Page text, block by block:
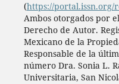
(https://portal.issn.org/
Ambos otorgados por
Derecho de Autor.
Mexicano de la
Responsable de la
número Dra. Sonia L.
Universitaria, San